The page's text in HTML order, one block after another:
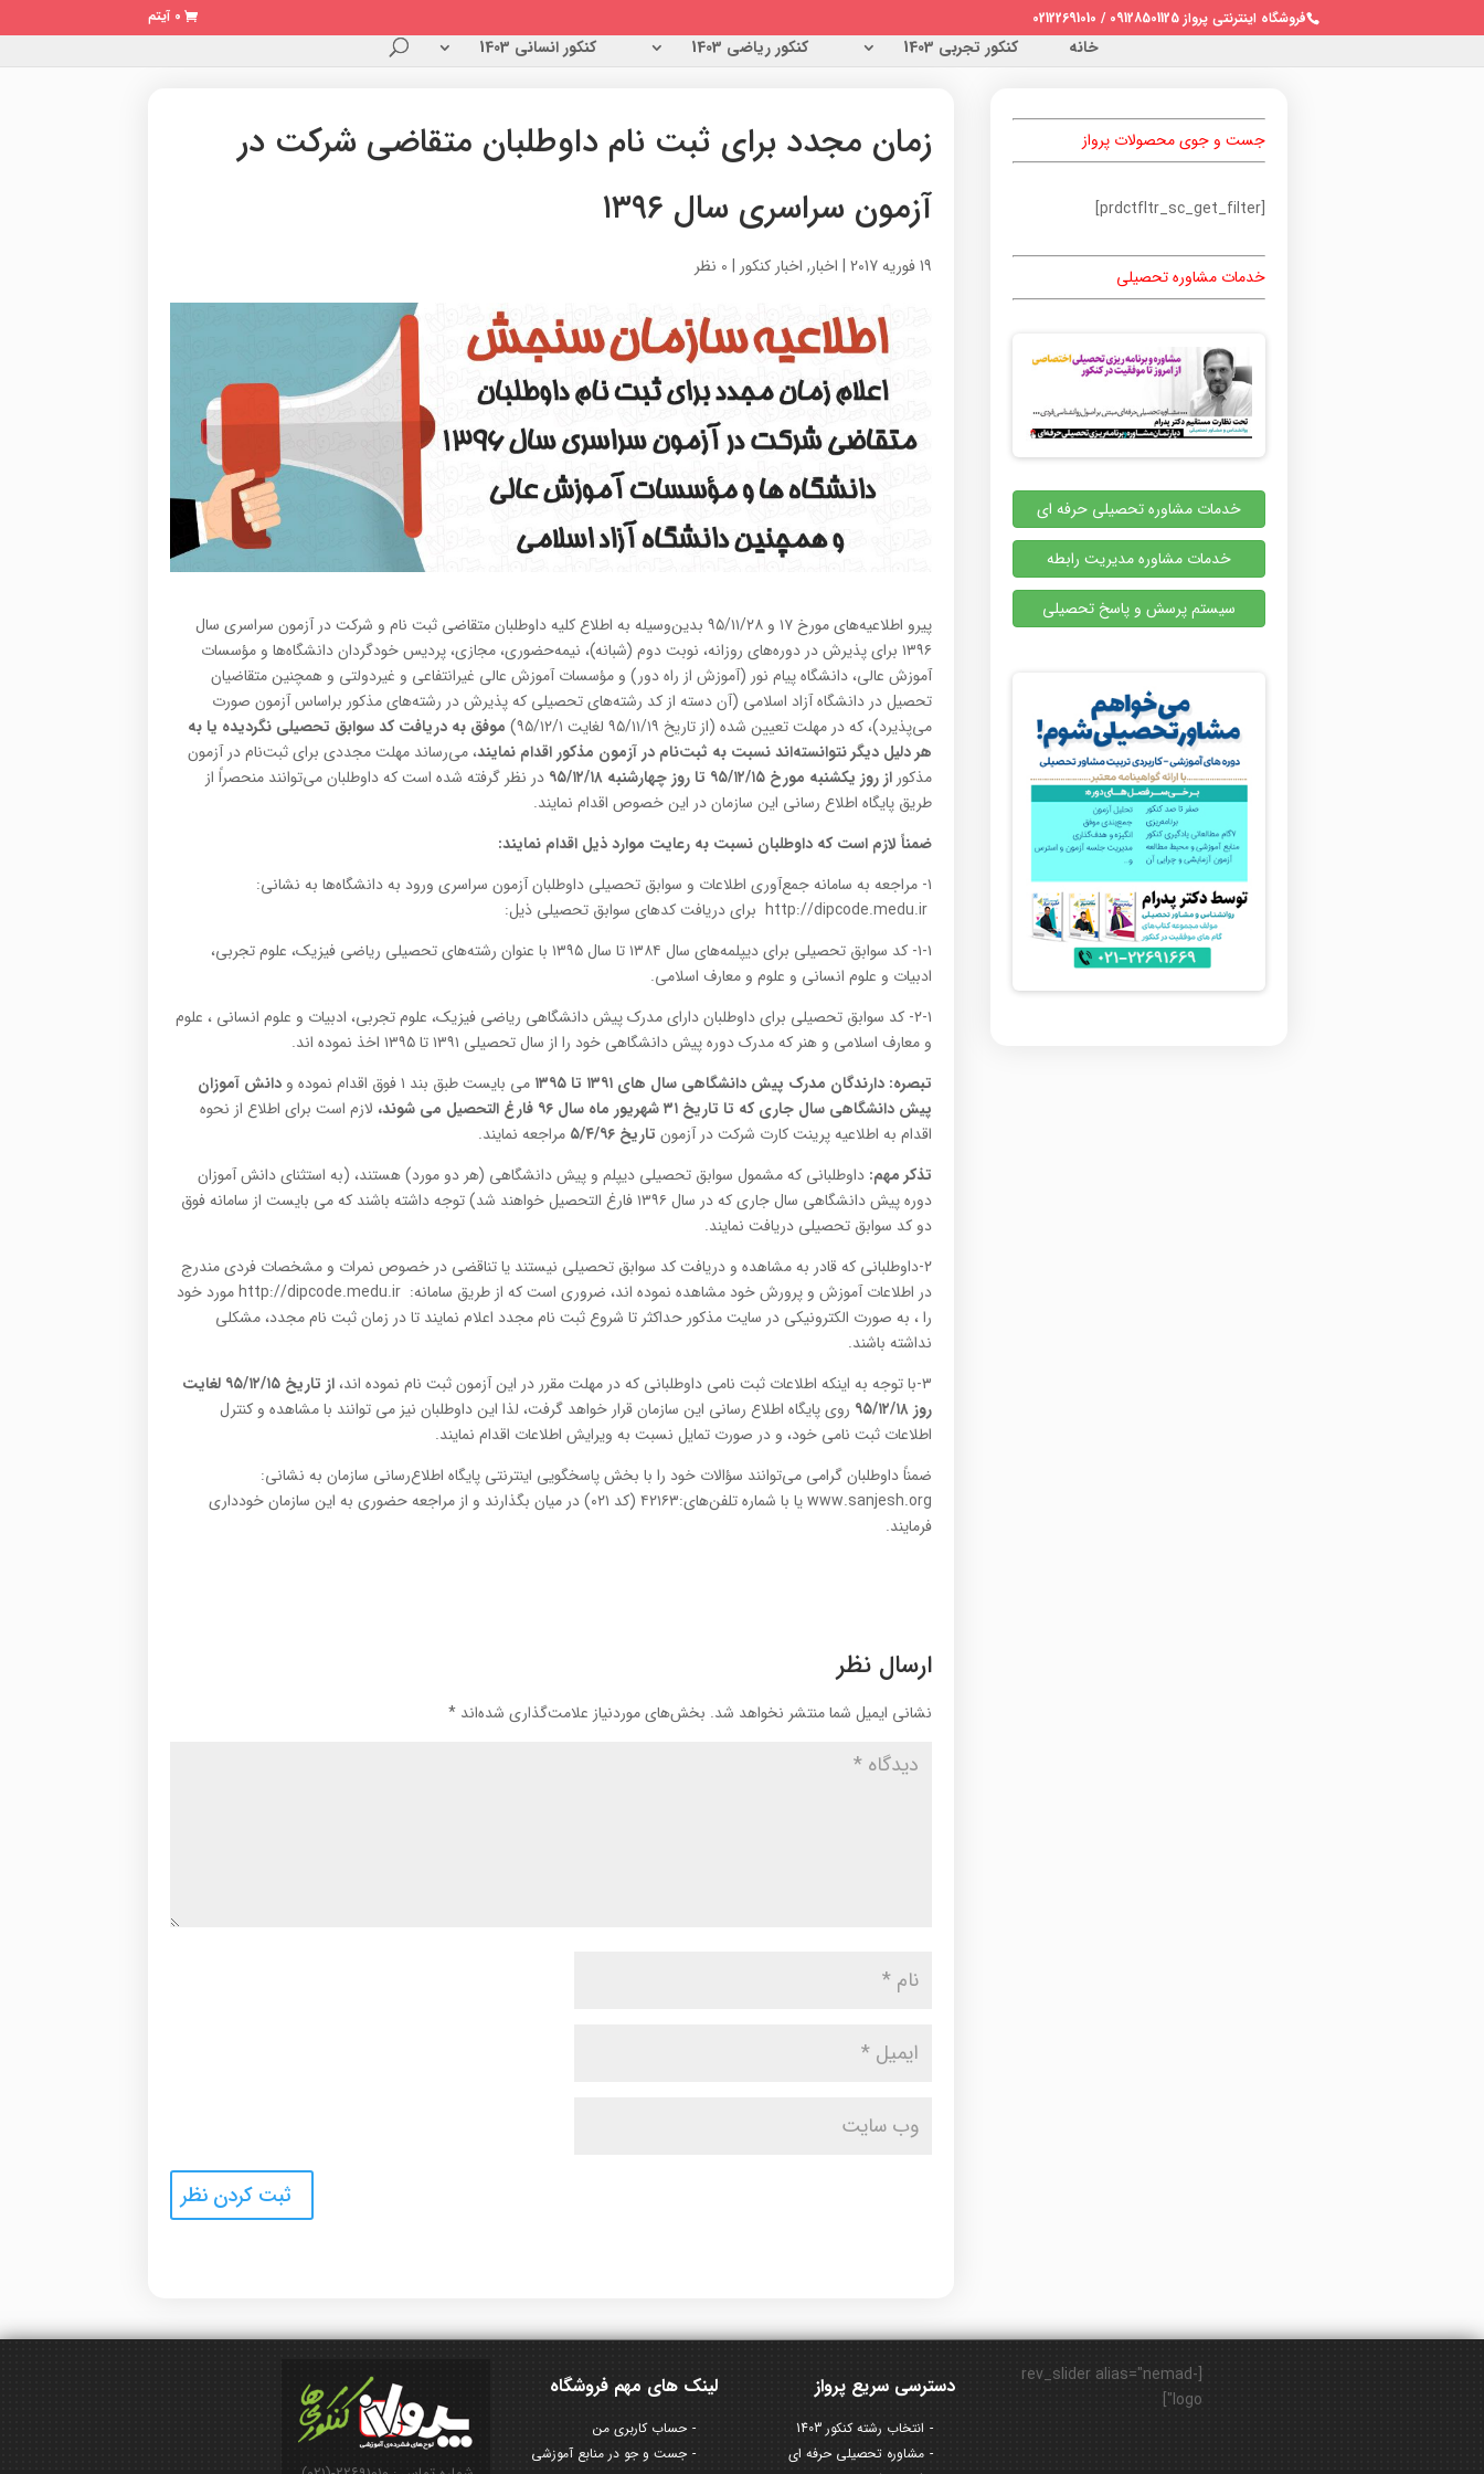
فروشگاه اینترنتی پرواز 09128501125 / 02122691010 0 آیتم
خانه کنکور تجربی 1403 کنکور ریاضی 1403 کنکور انسانی 1403
زمان مجدد برای ثبت نام داوطلبان متقاضی شرکت در
آزمون‌ سراسری‌ سال‌ ۱۳۹۶
19 فوریه 2017 | اخبار, اخبار کنکور | 0 نظر
پیرو اطلاعیه‌های مورخ ۱۷ و ۹۵/۱۱/۲۸ بدین‌وسیله‌ به ‌اطلاع‌ کلیه داوطلبان متقاضی‌ ثبت‌ نام‌ و شرکت‌ در آزمون‌ سراسری‌ سال
۱۳۹۶ برای‌ پذیرش در دوره‌های‌ روزانه، نوبت دوم (شبانه‌)، نیمه‌حضوری، مجازی، پردیس خودگردان دانشگاه‌ها و مؤسسات‌
آموزش‌ عالی، دانشگاه‌ پیام‌ نور (آموزش‌ از راه‌ دور) و مؤسسات‌ آموزش‌ عالی‌ غیرانتفاعی‌ و غیردولتی‌ و همچنین متقاضیان
تحصیل در دانشگاه آزاد اسلامی (آن دسته از کد رشته‌های تحصیلی که پذیرش در رشته‌های مذکور براساس آزمون صورت
می‌پذیرد)، که در مهلت تعیین شده (از تاریخ ۹۵/۱۱/۱۹ لغایت ۹۵/۱۲/۱)
موفق به دریافت کد سوابق تحصیلی نگردیده یا به
هر دلیل دیگر نتوانسته‌اند نسبت به ثبت‌نام در آزمون مذکور اقدام نمایند، می‌رساند مهلت مجددی برای ثبت‌نام‌ در آزمون‌
مذکور از روز یکشنبه مورخ ۹۵/۱۲/۱۵ تا روز چهارشنبه ۹۵/۱۲/۱۸
در نظر گرفته شده است که داوطلبان می‌توانند منحصراً از
طریق پایگاه اطلاع رسانی این سازمان در این خصوص اقدام نمایند.
ضمناً لازم است که داوطلبان نسبت به رعایت موارد ذیل اقدام نمایند:
۱- مراجعه به سامانه جمع‌آوری اطلاعات و سوابق تحصیلی داوطلبان آزمون سراسری ورود به دانشگاه‌ها به نشانی:
۱-۱- کد سوابق تحصیلی برای دیپلمه‌های سال ۱۳۸۴ تا سال ۱۳۹۵ با عنوان رشته‌های تحصیلی ریاضی فیزیک، علوم تجربی،
ادبیات و علوم انسانی و علوم و معارف اسلامی.
۲-۱- کد سوابق تحصیلی برای داوطلبان دارای مدرک پیش دانشگاهی ریاضی فیزیک، علوم تجربی، ادبیات و علوم انسانی ، علوم
و معارف اسلامی و هنر که مدرک دوره پیش دانشگاهی خود را از سال تحصیلی ۱۳۹۱ تا ۱۳۹۵ اخذ نموده اند.
تبصره: دارندگان مدرک پیش دانشگاهی سال های ۱۳۹۱ تا ۱۳۹۵ می بایست طبق بند ۱ فوق اقدام نموده و
دانش آموزان
پیش دانشگاهی سال جاری که تا تاریخ ۳۱ شهریور ماه سال ۹۶ فارغ التحصیل می شوند،
لازم است برای اطلاع از نحوه
اقدام به اطلاعیه پرینت کارت شرکت در آزمونتاریخ ۵/۴/۹۶
مراجعه نمایند.
تذکر مهم: داوطلبانی که مشمول سوابق تحصیلی دیپلم و پیش دانشگاهی (هر دو مورد) هستند، (به استثنای دانش آموزان
دوره پیش دانشگاهی سال جاری که در سال ۱۳۹۶ فارغ التحصیل خواهند شد) توجه داشته باشند که می بایست از سامانه فوق
دو کد سوابق تحصیلی دریافت نمایند.
۲-داوطلبانی که قادر به مشاهده و دریافت کد سوابق تحصیلی نیستند یا تناقضی در خصوص نمرات و مشخصات فردی مندرج
در اطلاعات آموزش و پرورش خود مشاهده نموده اند، ضروری است که از طریق سامانه: http://dipcode.medu.ir مورد خود
را ، به صورت الکترونیکی در سایت مذکور حداکثر تا شروع ثبت نام مجدد اعلام نمایند تا در زمان ثبت نام مجدد، مشکلی
نداشته باشند.
۳-با توجه به اینکه اطلاعات ثبت نامی داوطلبانی که در مهلت مقرر در این آزمون ثبت نام نموده اند،
از تاریخ ۹۵/۱۲/۱۵ لغایت
روز ۹۵/۱۲/۱۸
روی پایگاه اطلاع رسانی این سازمان قرار خواهد گرفت، لذا این داوطلبان نیز می توانند با مشاهده و کنترل
اطلاعات ثبت نامی خود، و در صورت تمایل نسبت به ویرایش اطلاعات اقدام نمایند.
ضمناً داوطلبان گرامی می‌توانند سؤالات خود را با بخش پاسخگویی اینترنتی پایگاه اطلاع‌رسانی سازمان به نشانی:
www.sanjesh.org یا با شماره‌ تلفن‌های‌:۴۲۱۶۳ (کد ۰۲۱) در میان بگذارند و از مراجعه حضوری به این سازمان خودداری
فرمایند.
ارسال نظر
نشانی ایمیل شما منتشر نخواهد شد. بخش‌های موردنیاز علامت‌گذاری شده‌اند *
جست و جوی محصولات پرواز
[prdctfltr_sc_get_filter]
خدمات مشاوره تحصیلی
خدمات مشاوره تحصیلی حرفه ای
خدمات مشاوره مدیریت رابطه
سیستم پرسش و پاسخ تحصیلی
لینک های مهم فروشگاه
حساب کاربری من
جست و جو در منابع آموزشی
دسترسی سریع پرواز
انتخاب رشته کنکور 1403
مشاوره تحصیلی حرفه ای
[rev_slider alias="nemad-
logo"]